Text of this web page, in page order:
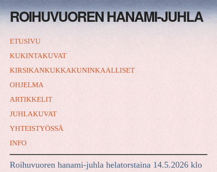
ROIHUVUOREN HANAMI-JUHLA
ETUSIVU
KUKINTAKUVAT
KIRSIKANKUKKAKUNINKAALLISET
OHJELMA
ARTIKKELIT
JUHLAKUVAT
YHTEISTYÖSSÄ
INFO
Roihuvuoren hanami-juhla helatorstaina 14.5.2026 klo